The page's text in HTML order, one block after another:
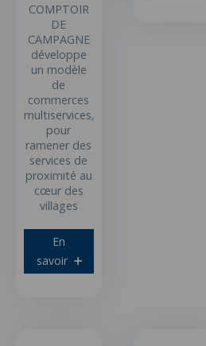
COMPTOIR
DE
CAMPAGNE
développe
un modèle
de
commerces
multiservices,
pour
ramener des
services de
proximité au
cœur des
villages
En
savoir